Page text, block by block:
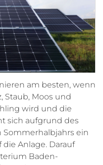
am besten, wenn
Staub, Moos und
wird und die
sich aufgrund des
ein
Anlage. Darauf
Baden-